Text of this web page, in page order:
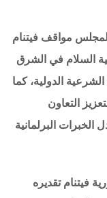
مواقف فيتنام
السلام في الشرق
الدولية، كما
التعاون
الخبرات البرلمانية
فيتنام تقديره